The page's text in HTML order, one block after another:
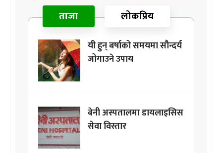
ताजा लोकप्रिय
यी हुन् बर्षाको समयमा सौन्दर्य
जोगाउने उपाय
बेनी अस्पतालमा डायलाइसिस
सेवा विस्तार